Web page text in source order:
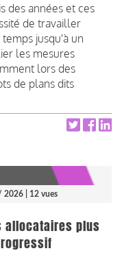
des années et ces
de travailler
jusqu'à un
les mesures
lors des
de plans dits
2026 | 12 vues
allocataires plus